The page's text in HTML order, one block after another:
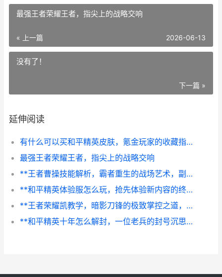
最强王者荣耀王者，指尖上的战略交响
« 上一篇 2026-06-13
没有了！
下一篇 »
延伸阅读
有什么可以买和平精英皮肤，氪金玩家的收藏指南，副标题，从经典到联名全解析
最强王者荣耀王者，指尖上的战略交响
**王者曹操技能解析，霸者重生的战场艺术，副标题，峡谷枭雄的生存与征服之道**
**和平精英体验服怎么玩，抢先体验新内容的终极指南**
**王者荣耀凯教学，暗影刀锋的极致掌控之道，副标题，从入门到精通的全面指南**
**和平精英十年怎么解封，一位老兵的封号沉思与救赎之路**